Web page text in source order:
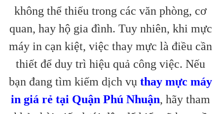
không thể thiếu trong các văn phòng, cơ
quan, hay hộ gia đình. Tuy nhiên, khi mực
máy in cạn kiệt, việc thay mực là điều cần
thiết để duy trì hiệu quả công việc. Nếu
bạn đang tìm kiếm dịch vụ thay mực máy
in giá rẻ tại Quận Phú Nhuận, hãy tham